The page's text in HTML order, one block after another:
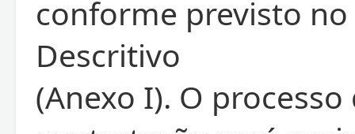
conforme previsto
Descritivo
(Anexo I). O processo